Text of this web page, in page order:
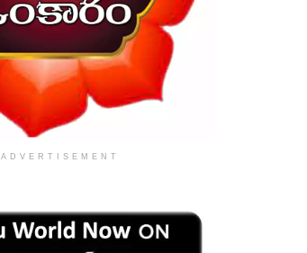
ADVERTISEMENT